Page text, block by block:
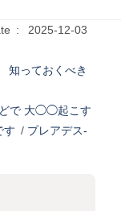
:
2025-12-03
知っておくべき
どで 大◯◯起こす
す / プレアデス-